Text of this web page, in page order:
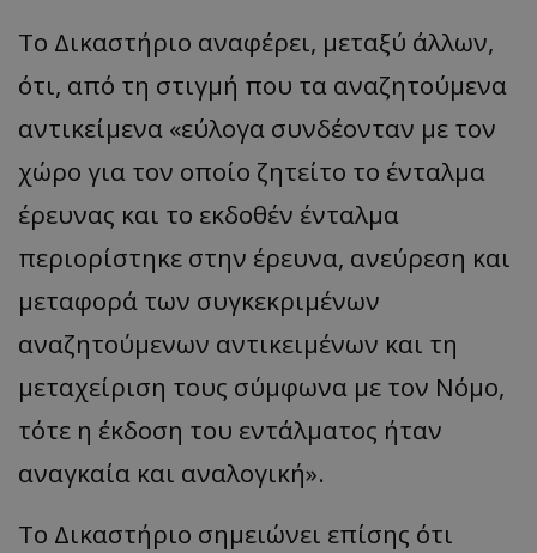
Το Δικαστήριο αναφέρει, μεταξύ άλλων,
ότι, από τη στιγμή που τα αναζητούμενα
αντικείμενα «εύλογα συνδέονταν με τον
χώρο για τον οποίο ζητείτο το ένταλμα
έρευνας και το εκδοθέν ένταλμα
περιορίστηκε στην έρευνα, ανεύρεση και
μεταφορά των συγκεκριμένων
αναζητούμενων αντικειμένων και τη
μεταχείριση τους σύμφωνα με τον Νόμο,
τότε η έκδοση του εντάλματος ήταν
αναγκαία και αναλογική».
Το Δικαστήριο σημειώνει επίσης ότι